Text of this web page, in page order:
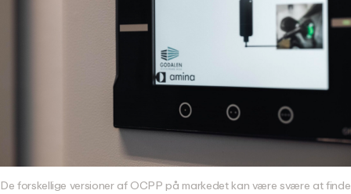
De forskellige versioner af OCPP på markedet kan være svære at finde